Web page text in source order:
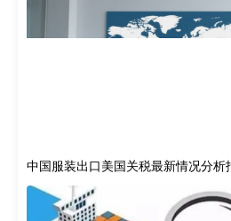
中国服装出口美国关税最新情况分析